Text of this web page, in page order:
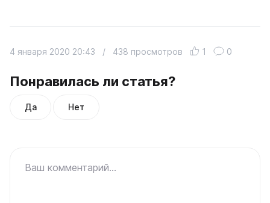
Понравилась ли статья?
Да Нет
4 января 2020 20:43 / 438 просмотров 1 0
Ваш комментарий...